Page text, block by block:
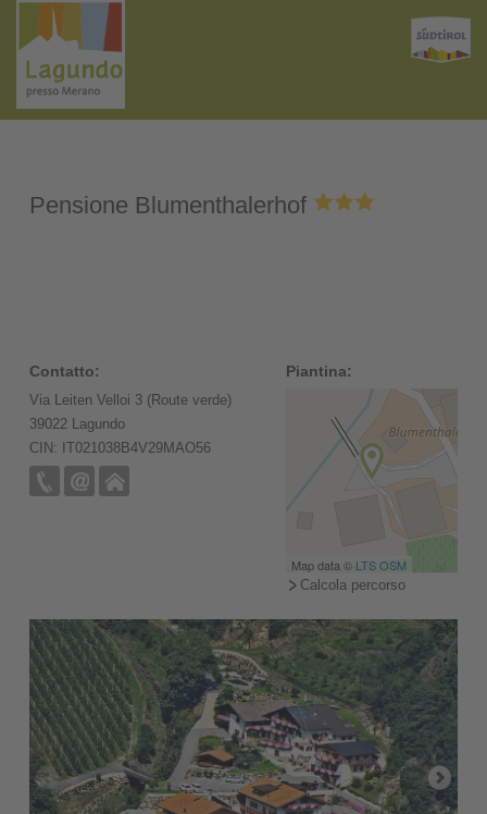
Pensione Blumenthalerhof
Contatto:
Via Leiten Velloi 3 (Route verde)
39022 Lagundo
CIN: IT021038B4V29MAO56
Piantina:
Map data © LTS OSM
Calcola percorso